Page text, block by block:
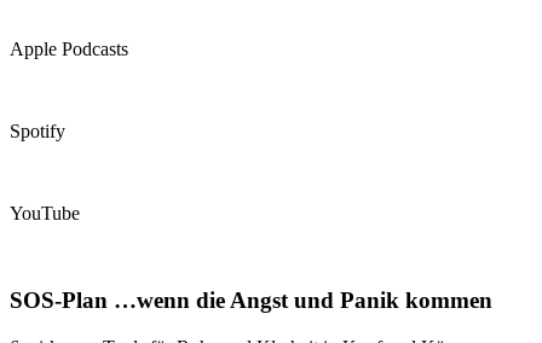
Apple Podcasts
Spotify
YouTube
SOS-Plan …wenn die Angst und Panik kommen